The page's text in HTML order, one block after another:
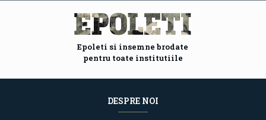
Epoleti si insemne brodate
pentru toate institutiile
DESPRE NOI